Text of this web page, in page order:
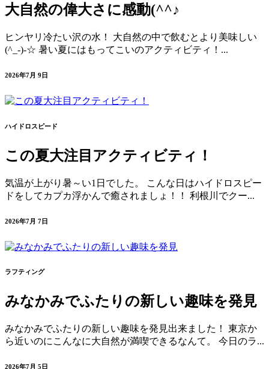
大自然の偉大さに感動(^^♪
ヒンヤリ冷たい沢の水！ 大自然の中で飲むとより美味しい
(^_-)-☆ 暑い夏にはもってこいのアクティビティ！...
2026年7月 9日
ハイドロスピード
この夏大注目アクティビティ！
気温が上がり暑～い1日でした。 こんな日はハイドロスピー
ドをしてカプカ浮かんで癒されましょ！！ 利根川でクー...
2026年7月 7日
ラフティング
みなかみでふたりの新しい趣味を発見
みなかみでふたりの新しい趣味を発見出来ました！ 東京か
ら近いのにこんなに大自然が満喫できるなんて。 今日のラ...
2026年7月 5日